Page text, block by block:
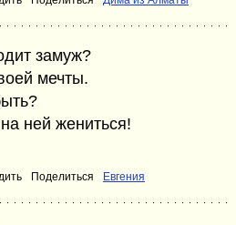
замуж?
мечты.
ней жениться!
Поделиться Евгения